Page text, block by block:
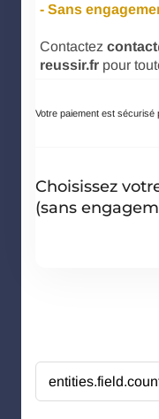
- Sans
Contactez
reussir.fr pour
Votre paiement est sécurisé
Choisissez
(sans